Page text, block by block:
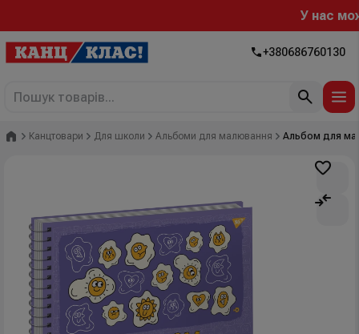
У нас
+380686760130
Головна
Канцтовари Для школи Альбоми для малювання Альбом для